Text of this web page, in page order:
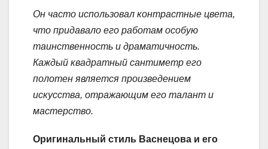
Он часто использовал контрастные цвета,
что придавало его работам особую
таинственность и драматичность.
Каждый квадратный сантиметр его
полотен является произведением
искусства, отражающим его талант и
мастерство.
Оригинальный стиль Васнецова и его